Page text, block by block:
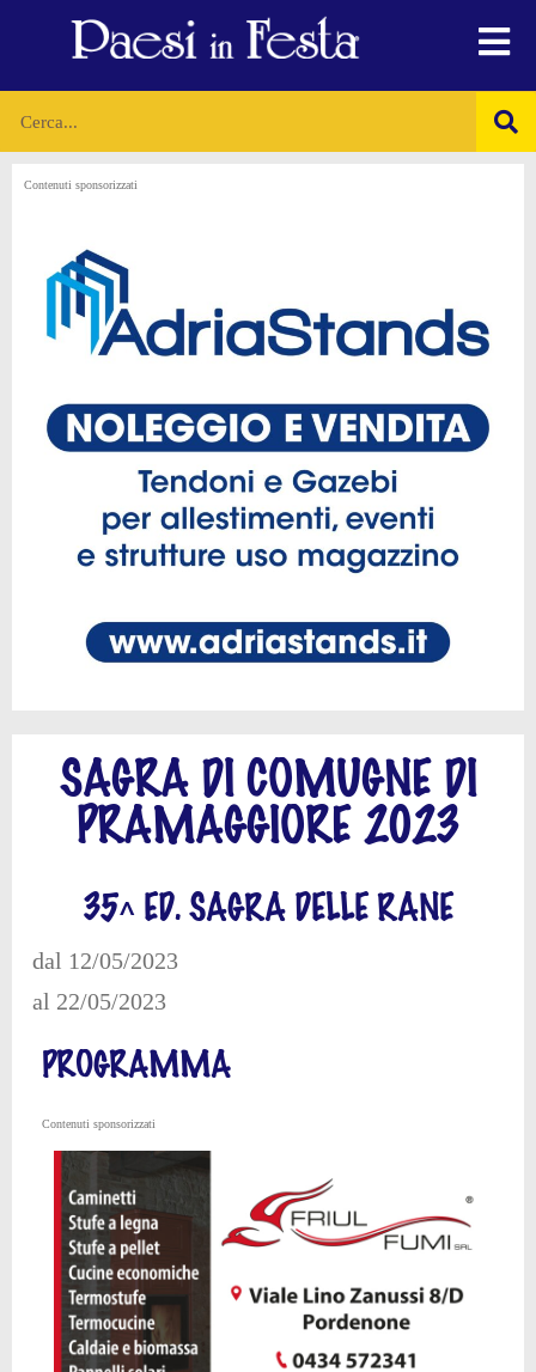
Contenuti sponsorizzati
SAGRA DI COMUGNE DI
PRAMAGGIORE 2023
35^ ED. SAGRA DELLE RANE
dal 12/05/2023
al 22/05/2023
PROGRAMMA
Contenuti sponsorizzati